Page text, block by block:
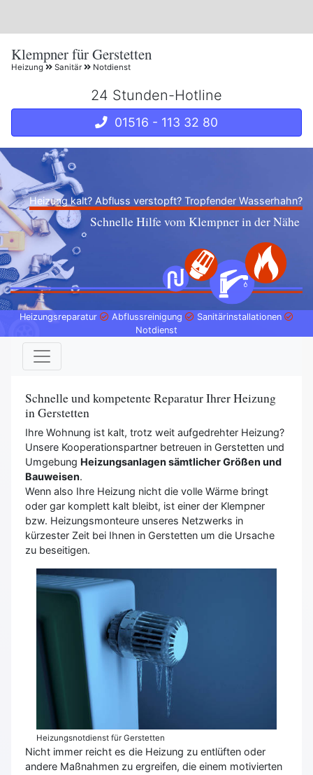
Klempner für Gerstetten
Heizung Sanitär Notdienst
24 Stunden-Hotline
01516 - 113 32 80
Heizung kalt? Abfluss verstopft? Tropfender Wasserhahn?
Schnelle Hilfe vom Klempner in der Nähe
Heizungsreparatur Abflussreinigung
Sanitärinstallationen
Notdienst
Schnelle und kompetente Reparatur Ihrer Heizung
in Gerstetten
Ihre Wohnung ist kalt, trotz weit aufgedrehter Heizung?
Unsere Kooperationspartner betreuen in Gerstetten und
Umgebung Heizungsanlagen sämtlicher Größen und
Bauweisen.
Wenn also Ihre Heizung nicht die volle Wärme bringt
oder gar komplett kalt bleibt, ist einer der Klempner
bzw. Heizungsmonteure unseres Netzwerks in
kürzester Zeit bei Ihnen in Gerstetten um die Ursache
zu beseitigen.
Heizungsnotdienst für Gerstetten
Nicht immer reicht es die Heizung zu entlüften oder
andere Maßnahmen zu ergreifen, die einem motivierten